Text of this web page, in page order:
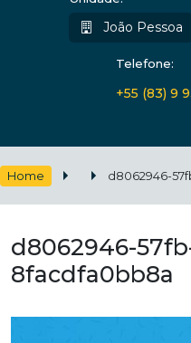
João Pessoa
Telefone:
+55 (83) 9
Home d8062946-
d8062946-
8facdfa0bb8a